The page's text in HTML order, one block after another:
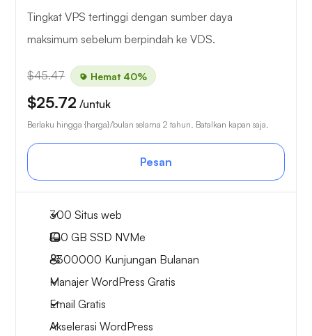
Tingkat VPS tertinggi dengan sumber daya
maksimum sebelum berpindah ke VDS.
$45.47 Hemat 40%
$25.72 /untuk
Berlaku hingga {harga}/bulan selama 2 tahun. Batalkan kapan saja.
Pesan
300 Situs web
100 GB SSD NVMe
~300000 Kunjungan Bulanan
Manajer WordPress Gratis
Email Gratis
Akselerasi WordPress